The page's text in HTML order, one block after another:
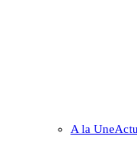
A la Une